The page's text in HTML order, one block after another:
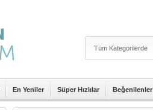
En Yeniler Süper Hızlılar Beğenilenler